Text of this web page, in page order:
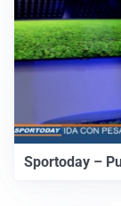
Sportoday –